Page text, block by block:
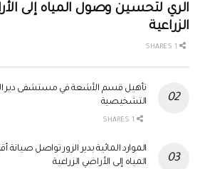
الري لتحسين وصول المياه إلى
الزراعية
تأهيل قسم الأشعة في مستشفى دير
التشخيصية
الموارد المائية بدير الزور تواصل
المياه إلى الأراضي الزراعية